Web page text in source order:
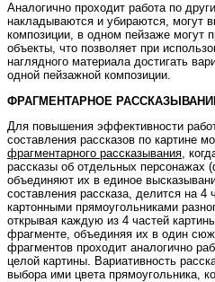
Аналогично проходит работа по
накладываются и убираются, могут
композиции, в одном пейзаже могут
объекты, что позволяет при
наглядного материала достигать
одной пейзажной композиции.
ФРАГМЕНТАРНОЕ
Для повышения эффективности
составления рассказов по картине
фрагментарного рассказывания ,
рассказы об отдельных персонажах
объединяют их в единое
составления рассказа, делится на 4
картонными прямоугольниками
открывая каждую из 4 частей
фрагменте, объединяя их в один
фрагментов проходит аналогично
целой картины. Вариативность
выбора ими цвета прямоугольника,